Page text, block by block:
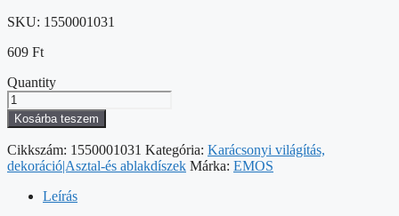
SKU: 1550001031
609 Ft
Quantity
LED
dekoráció
–
4x
teamécses,
maxi,
Kosárba teszem
Cikkszám: 1550001031 Kategória: Karácsonyi világítás,
dekoráció|Asztal-és ablakdíszek Márka: EMOS
Leírás